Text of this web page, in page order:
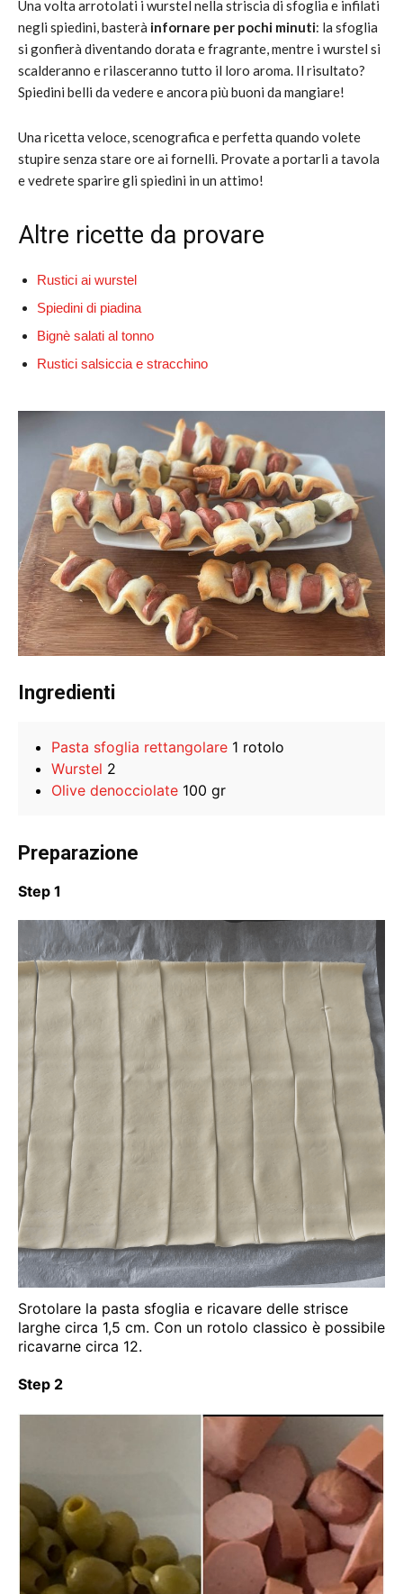
Una volta arrotolati i wurstel nella striscia di sfoglia e infilati
negli spiedini, basterà infornare per pochi minuti: la sfoglia
si gonfierà diventando dorata e fragrante, mentre i wurstel si
scalderanno e rilasceranno tutto il loro aroma. Il risultato?
Spiedini belli da vedere e ancora più buoni da mangiare!
Una ricetta veloce, scenografica e perfetta quando volete
stupire senza stare ore ai fornelli. Provate a portarli a tavola
e vedrete sparire gli spiedini in un attimo!
Altre ricette da provare
Rustici ai wurstel
Spiedini di piadina
Bignè salati al tonno
Rustici salsiccia e stracchino
Ingredienti
Pasta sfoglia rettangolare 1 rotolo
Wurstel 2
Olive denocciolate 100 gr
Preparazione
Step 1
Srotolare la pasta sfoglia e ricavare delle strisce
larghe circa 1,5 cm. Con un rotolo classico è possibile
ricavarne circa 12.
Step 2